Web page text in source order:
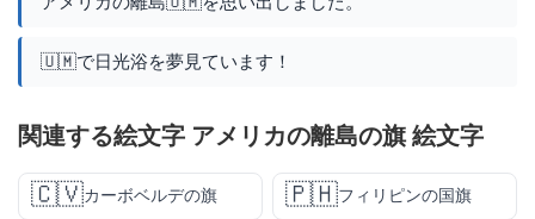
🇺🇲で日光浴を夢見ています！
関連する絵文字 アメリカの離島の旗 絵文字
🇨🇻カーボベルデの旗 🇵🇭フィリピンの国旗